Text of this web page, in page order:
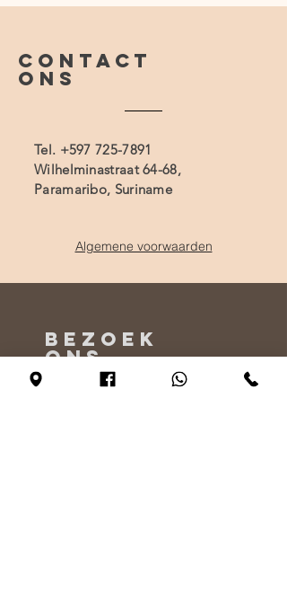
CONTACT
ONS
Tel. +597 725-7891
Wilhelminastraat 64-68,
Paramaribo, Suriname
Algemene voorwaarden
BEZOEK
ONS